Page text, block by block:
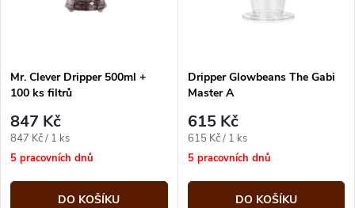
p
r
o
s
p
r
o
Mr. Clever Dripper 500ml +
100 ks filtrů
847 Kč
Měrná
cena:
847 Kč / 1 ks
5 pracovních dnů
DO KOŠÍKU
Dripper Glowbeans The Gabi
Master A
615 Kč
Měrná
cena:
615 Kč / 1 ks
5 pracovních dnů
DO KOŠÍKU